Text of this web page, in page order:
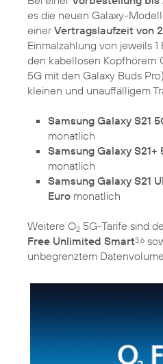
es die neuen Galaxy-
einerVertragslaufzeit von
Einmalzahlung von jeweils
den kabellosen Kopfhörern
5G mit den Galaxy Buds
kleinen und unauffälligem
Samsung Galaxy S21
monatlich
Samsung Galaxy S21+
monatlich
Samsung Galaxy S21
Euro monatlich
Weitere O2 5G-Tarife sind
Free Unlimited Smart3,6
unbegrenztem